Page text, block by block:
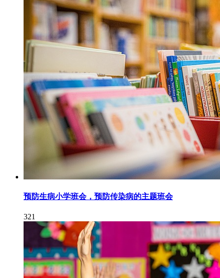
预防生病小学班会，预防传染病的主题班会
321